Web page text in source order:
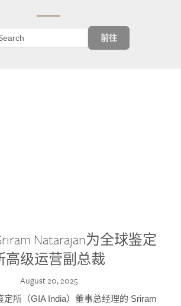
前往
Natarajan为全球鉴定
高级运营副总裁
August 20, 2025
定所（GIA India）董事总经理的 Sriram